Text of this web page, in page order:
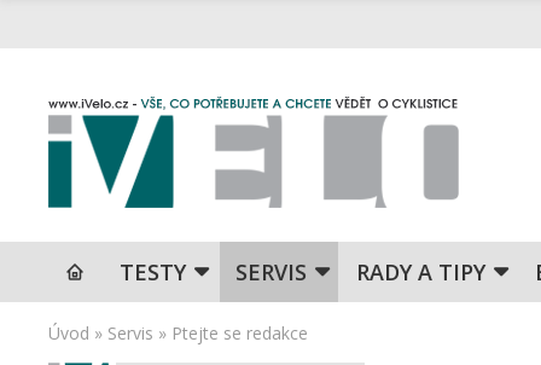
TESTY SERVIS RADY A TIPY
Úvod » Servis » Ptejte se redakce